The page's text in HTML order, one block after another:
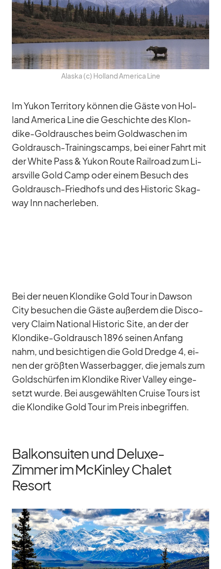
Alaska (c) Hol­land Ame­rica Line
Im Yu­kon Ter­ri­tory kön­nen die Gäste von Hol­
land Ame­rica Line die Ge­schichte des Klon­
dike-Gold­rau­sches beim Gold­wa­schen im
Gold­rausch-Trai­nings­camps, bei ei­ner Fahrt mit
der White Pass & Yu­kon Route Rail­road zum Li­
ars­ville Gold Camp oder ei­nem Be­such des
Gold­rausch-Fried­hofs und des His­to­ric Skag­
way Inn nach­er­le­ben.
Bei der neuen Klon­dike Gold Tour in Daw­son
City be­su­chen die Gäste au­ßer­dem die Dis­co­
very Claim Na­tio­nal His­to­ric Site, an der der
Klon­dike-Gold­rausch 1896 sei­nen An­fang
nahm, und be­sich­ti­gen die Gold Dredge 4, ei­
nen der größ­ten Was­ser­bag­ger, die je­mals zum
Gold­schür­fen im Klon­dike Ri­ver Val­ley ein­ge­
setzt wurde. Bei aus­ge­wähl­ten Cruise Tours ist
die Klon­dike Gold Tour im Preis in­be­grif­fen.
Balkonsuiten und Deluxe-
Zimmer im McKinley Chalet
Resort